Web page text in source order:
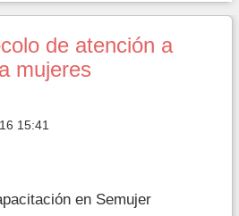
de atención a
mujeres
15:41
en Semujer